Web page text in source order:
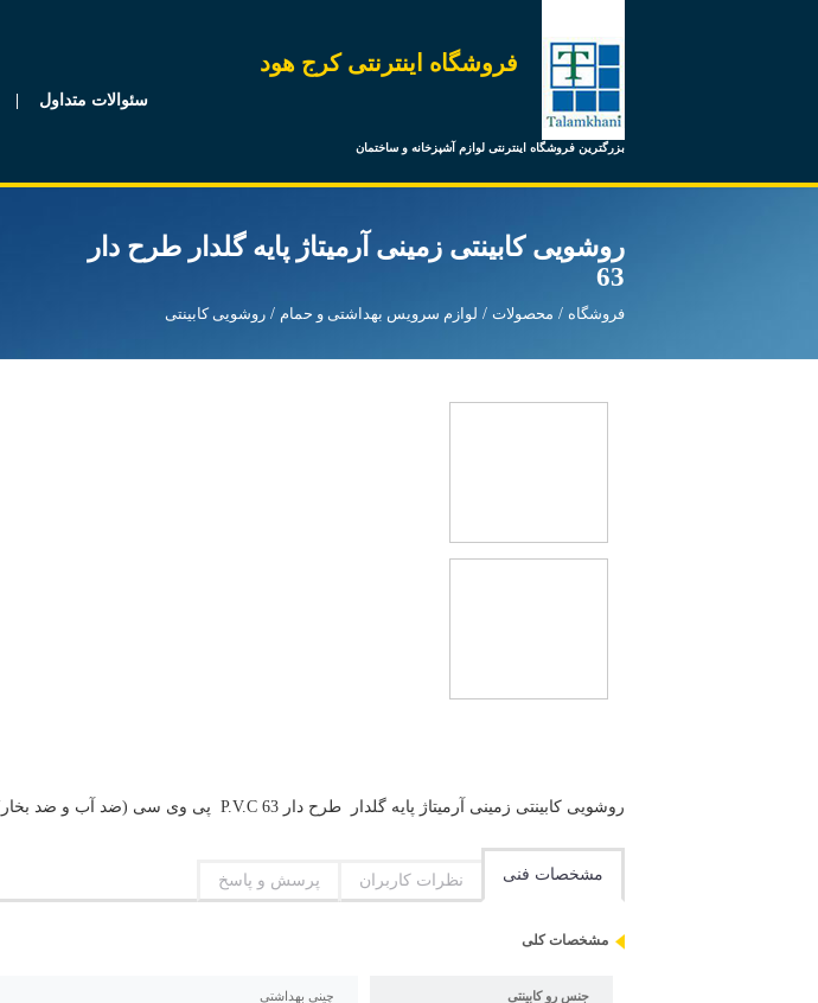
فروشگاه اینترنتی کرج هود
بزرگترین فروشگاه اینترنتی لوازم آشپزخانه و ساختمان
سئوالات متداول
روشویی کابینتی زمینی آرمیتاژ پایه گلدار طرح دار
63
فروشگاه محصولات لوازم سرویس بهداشتی و حمام روشویی کابینتی
روشویی کابینتی زمینی آرمیتاژ پایه گلدار طرح دار P.V.C 63 پی وی سی (ضد آب و ضد بخار)چینی بهداشتی آرمیتاژ
مشخصات فنی نظرات کاربران پرسش و پاسخ
مشخصات کلی
جنس رو کابینتی چینی بهداشتی